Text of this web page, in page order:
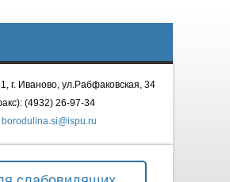
г. Иваново, ул.Рабфаковская, 34
(4932) 26-97-34
borodulina.si@ispu.ru